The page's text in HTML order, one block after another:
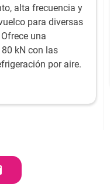
alta frecuencia y
para diversas
una
kN con las
por aire.